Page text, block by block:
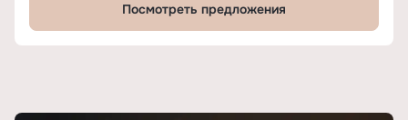
Посмотреть предложения